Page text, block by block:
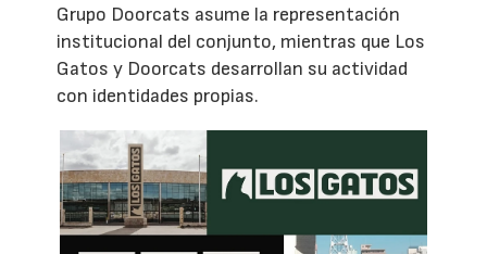
Grupo Doorcats asume la representación
institucional del conjunto, mientras que Los
Gatos y Doorcats desarrollan su actividad
con identidades propias.